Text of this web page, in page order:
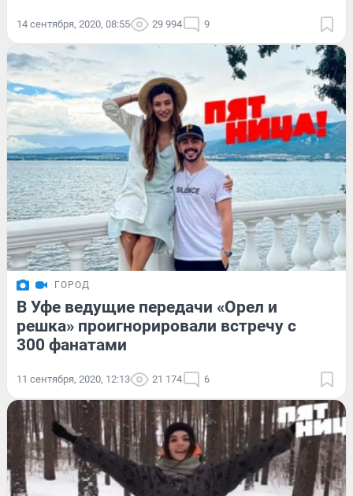
14 сентября, 2020, 08:55 29 994 9
ГОРОД
В Уфе ведущие передачи «Орел и
решка» проигнорировали встречу с
300 фанатами
11 сентября, 2020, 12:13 21 174 6